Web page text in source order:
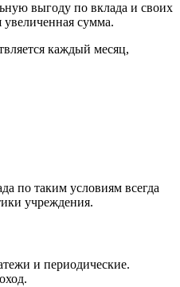
выгоду по вклада и своих
сумма.
каждый месяц,
по таким условиям всегда
учреждения.
и периодические.